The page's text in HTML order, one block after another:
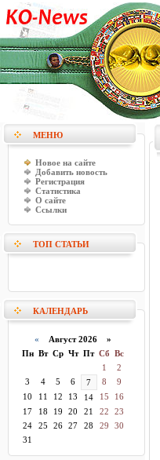
МЕНЮ
Новое на сайте
Добавить новость
Регистрация
Статистика
О сайте
Ссылки
ТОП СТАТЬИ
КАЛЕНДАРЬ
« Август 2026 »
Пн Вт Ср Чт Пт Сб Вс
1
2
3
4 5 6 7 8
9
10
11 12 13 14 15
16
17
18 19 20 21 22
23
24
25 26 27 28 29
30
31